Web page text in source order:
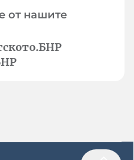
от нашите